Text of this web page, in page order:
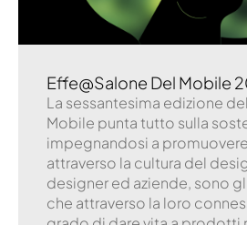
Effe@Salone Del Mobile
La sessantesima edizione
Mobile punta tutto sulla
impegnandosi a
attraverso la cultura del
designer ed aziende, sono
che attraverso la loro